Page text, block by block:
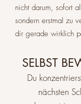
nicht darum, sofort
sondern erstmal zu
dir gerade wirklich
SELBST
Du
nächsten